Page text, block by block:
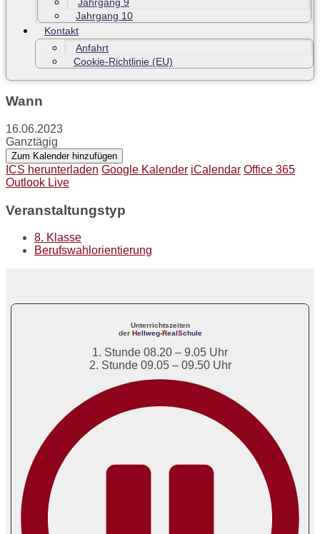
Jahrgang 10
Kontakt
Anfahrt
Cookie-Richtlinie (EU)
Wann
16.06.2023
Ganztägig
Zum Kalender hinzufügen
ICS herunterladen Google Kalender iCalendar Office 365
Outlook Live
Veranstaltungstyp
8. Klasse
Berufswahlorientierung
Unterrichtszeiten
der Hellweg-RealSchule
1. Stunde 08.20 – 9.05 Uhr
2. Stunde 09.05 – 09.50 Uhr